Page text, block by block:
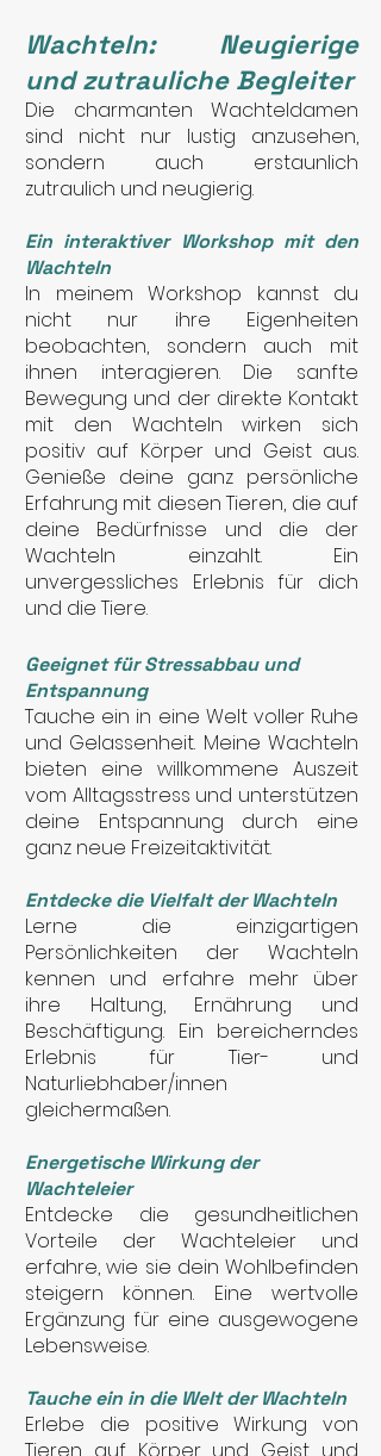
Wachteln: Neugierige
und zutrauliche Begleiter
Die charmanten Wachteldamen
sind nicht nur lustig anzusehen,
sondern auch erstaunlich
zutraulich und neugierig.
Ein interaktiver Workshop mit den
Wachteln
In meinem Workshop kannst du
nicht nur ihre Eigenheiten
beobachten, sondern auch mit
ihnen interagieren. Die sanfte
Bewegung und der direkte Kontakt
mit den Wachteln wirken sich
positiv auf Körper und Geist aus.
Genieße deine ganz persönliche
Erfahrung mit diesen Tieren, die auf
deine Bedürfnisse und die der
Wachteln einzahlt. Ein
unvergessliches Erlebnis für dich
und die Tiere.
Geeignet für Stressabbau und
Entspannung
Tauche ein in eine Welt voller Ruhe
und Gelassenheit. Meine Wachteln
bieten eine willkommene Auszeit
vom Alltagsstress und unterstützen
deine Entspannung durch eine
ganz neue Freizeitaktivität.
Entdecke die Vielfalt der Wachteln
Lerne die einzigartigen
Persönlichkeiten der Wachteln
kennen und erfahre mehr über
ihre Haltung, Ernährung und
Beschäftigung. Ein bereicherndes
Erlebnis für Tier- und
Naturliebhaber/innen
gleichermaßen.
Energetische Wirkung der
Wachteleier
Entdecke die gesundheitlichen
Vorteile der Wachteleier und
erfahre, wie sie dein Wohlbefinden
steigern können. Eine wertvolle
Ergänzung für eine ausgewogene
Lebensweise.
Tauche ein in die Welt der Wachteln
Erlebe die positive Wirkung von
Tieren auf Körper und Geist und